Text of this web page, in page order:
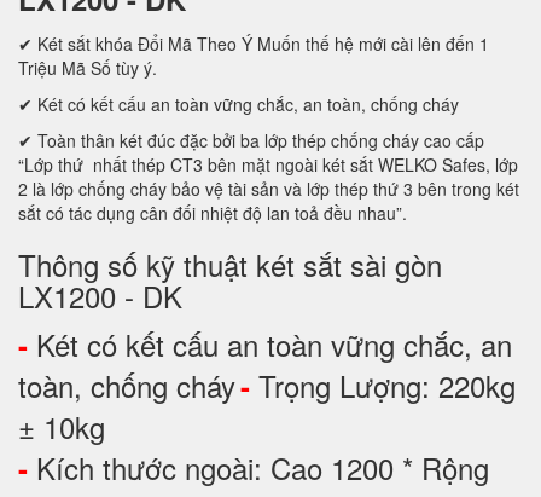
✔ Két sắt khóa Đổi Mã Theo Ý Muốn thế hệ mới cài lên đến 1
Triệu Mã Số tùy ý.
✔ Két có kết cấu an toàn vững chắc, an toàn, chống cháy
✔ Toàn thân két đúc đặc bởi ba lớp thép chống cháy cao cấp
“Lớp thứ nhất thép CT3 bên mặt ngoài két sắt WELKO Safes, lớp
2 là lớp chống cháy bảo vệ tài sản và lớp thép thứ 3 bên trong két
sắt có tác dụng cân đối nhiệt độ lan toả đều nhau”.
Thông số kỹ thuật két sắt sài gòn
LX1200 - DK
- Két có kết cấu an toàn vững chắc, an
toàn, chống cháy- Trọng Lượng: 220kg
± 10kg
- Kích thước ngoài: Cao 1200 * Rộng